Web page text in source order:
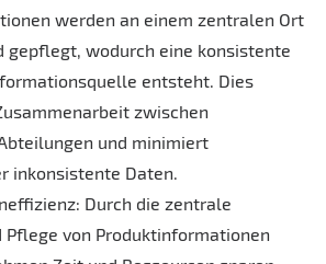
werden an einem zentralen Ort
gepflegt, wodurch eine konsistente
entsteht. Dies
zwischen
und minimiert
inkonsistente Daten.
Durch die zentrale
Pflege von Produktinformationen